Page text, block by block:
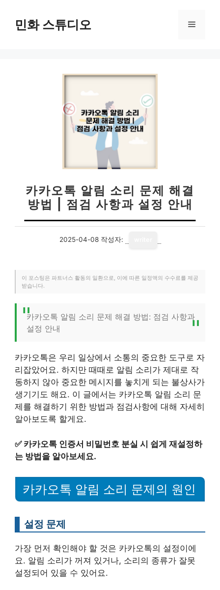
민화 스튜디오 메
카카오톡 알림 소리 문제 해결
방법 | 점검 사항과 설정 안내
2025-04-08 작성자:
이 포스팅은 파트너스 활동의 일환으로, 이에 따른 일정액의 수수료를 제공
받습니다.
카카오톡 알림 소리 문제 해결 방법: 점검 사항과
설정 안내
카카오톡은 우리 일상에서 소통의 중요한 도구로 자
리잡았어요. 하지만 때때로 알림 소리가 제대로 작
동하지 않아 중요한 메시지를 놓치게 되는 불상사가
생기기도 해요. 이 글에서는 카카오톡 알림 소리 문
제를 해결하기 위한 방법과 점검사항에 대해 자세히
알아보도록 할게요.
✅ 카카오톡 인증서 비밀번호 분실 시 쉽게 재설정하
는 방법을 알아보세요.
카카오톡 알림 소리 문제의 원인
설정 문제
가장 먼저 확인해야 할 것은 카카오톡의 설정이에
요. 알림 소리가 꺼져 있거나, 소리의 종류가 잘못
설정되어 있을 수 있어요.